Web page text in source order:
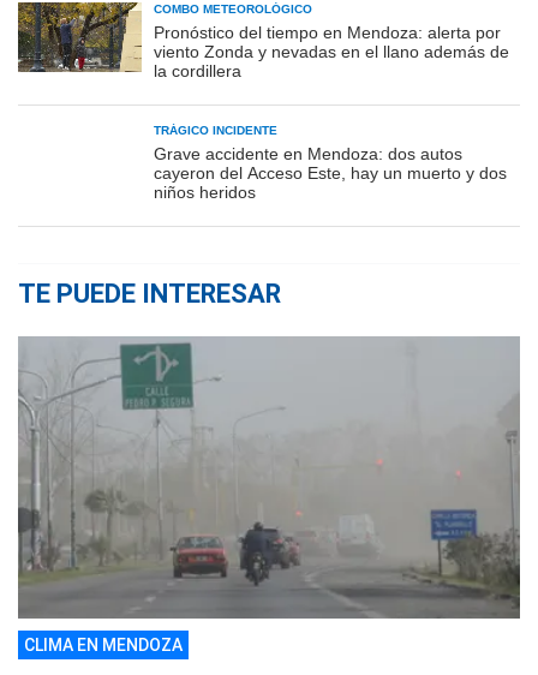
COMBO METEOROLÓGICO
Pronóstico del tiempo en Mendoza: alerta por
viento Zonda y nevadas en el llano además de
la cordillera
TRÁGICO INCIDENTE
Grave accidente en Mendoza: dos autos
cayeron del Acceso Este, hay un muerto y dos
niños heridos
TE PUEDE INTERESAR
CLIMA EN MENDOZA